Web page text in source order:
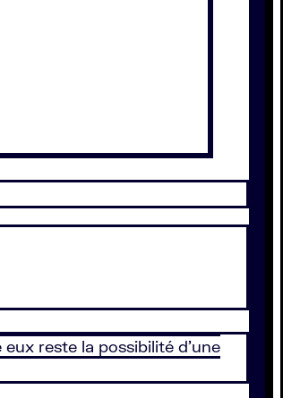
reste la possibilité d’une